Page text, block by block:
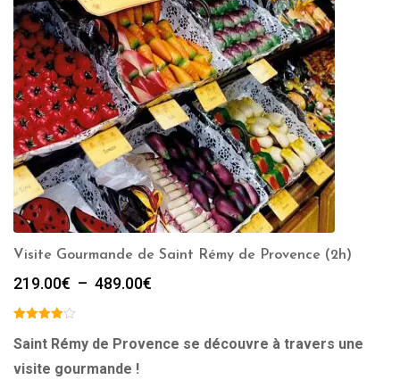
Visite Gourmande de Saint Rémy de Provence (2h)
219.00€ – 489.00€
219.00€
Saint Rémy de Provence se découvre à travers une
visite gourmande !